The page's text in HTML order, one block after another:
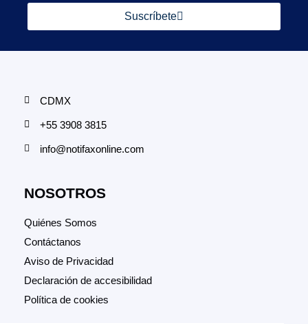
Suscríbete
CDMX
+55 3908 3815
info@notifaxonline.com
NOSOTROS
Quiénes Somos
Contáctanos
Aviso de Privacidad
Declaración de accesibilidad
Política de cookies